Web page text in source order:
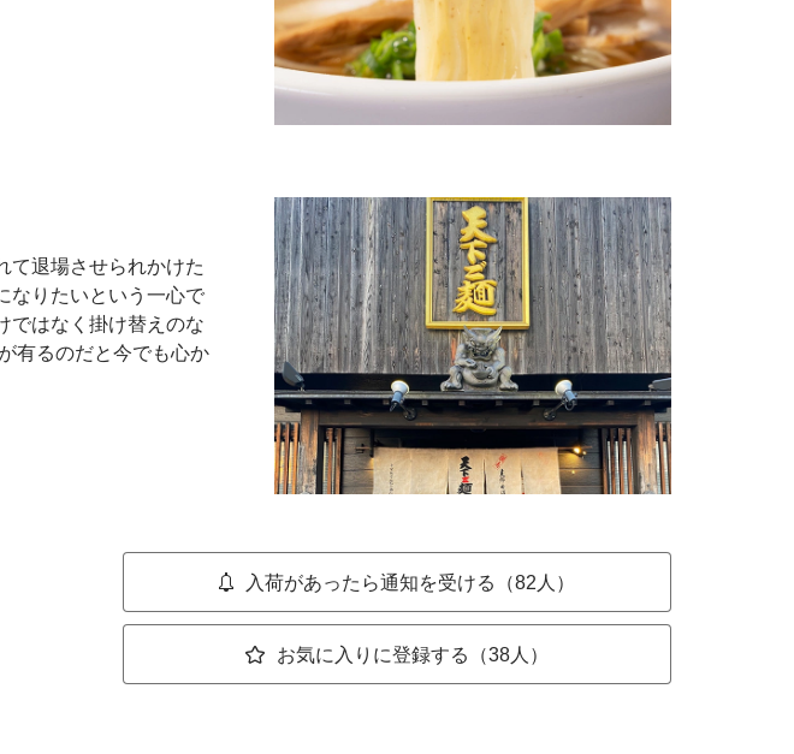
て退場させられかけた
なりたいという一心で
ではなく掛け替えのな
有るのだと今でも心か
入荷があったら通知を受ける（82人）
お気に入りに登録する（38人）